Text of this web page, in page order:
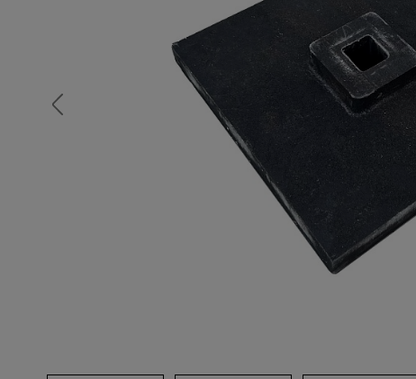
Опалубка
Вибротехника для строительства
Оборудование для работы с
Оборудование для бетонных работ
Техника для склада
Тачки строительные и садовые
Лестницы и стремянки
Штукатурные комплекты